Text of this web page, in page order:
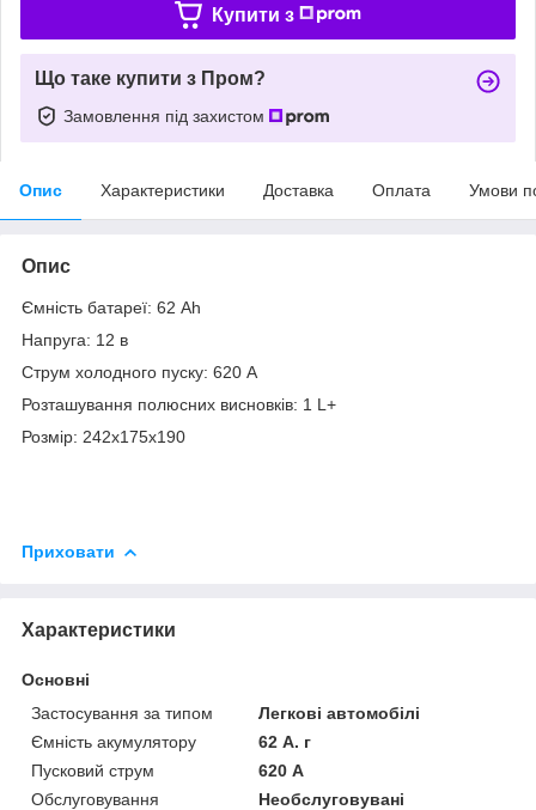
Купити з
Що таке купити з Пром?
Замовлення під захистом
Опис Характеристики Доставка Оплата Умови
Опис
Ємність батареї: 62 Ah
Напруга: 12 в
Струм холодного пуску: 620 A
Розташування полюсних висновків: 1 L+
Розмір: 242х175х190
Приховати
Характеристики
Основні
Застосування за типом
Легкові автомобілі
Ємність акумулятору
62 А. г
Пусковий струм
620 А
Обслуговування
Необслуговувані